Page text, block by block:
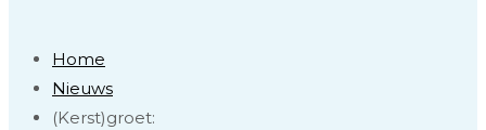
Home
Nieuws
(Kerst)groet: